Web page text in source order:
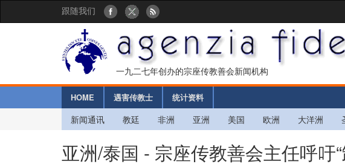
跟随我们
一九二七年创办的宗座传教善会新闻机构
HOME 遇害传教士 统计资料
新闻通讯 教廷 非洲 亚洲 美国 欧洲 大洋洲
亚洲/泰国 - 宗座传教善会主任呼吁